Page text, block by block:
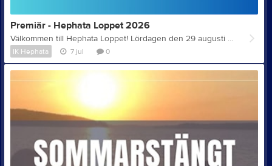
Premiär - Hephata Loppet 2026
Välkommen till Hephata Loppet! Lördagen den 29 augusti 2026 arrangerar IK Hephata ett motionslopp i Hagaparken, Stockholm. Loppet är öppet för alla, oavsett om du vill springa eller promenera. Vi ser fram emot en dag fylld av rörelse, gemenskap och glädje. 👉 Anmäl dig idag! Tävlingsinformation • Datum: Lördag 29 augusti 2026 • Samling: Kl. 09.00 • Start: Kl. 09.30 • Plats: Hagaparken, Stockholm • Distans: 5 km • Startplats: Haga parkrun – parkeringen vid Haga Forum (nära Haga Tennis) Anmälan Anmäl dig via Microsoft Forms: Klicka här och fyll i formulär Observera! För att delta behöver du ett kostnadsfritt Parkrun-ID. Registrera dig via Parkrun och ange sedan ditt Parkrun-ID i anmälan. Parkrun Registrera ditt kostnadsfria Parkrun-ID: Klicka här och registrera Deltagarlista Deltagarlistan publiceras löpande på SportTA. Kontakt lopning@hephata.se
IK Hephata 7 jul 0